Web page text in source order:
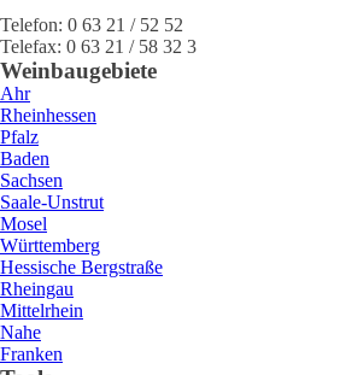
Telefon: 0 63 21 / 52 52
Telefax: 0 63 21 / 58 32 3
Weinbaugebiete
Ahr
Rheinhessen
Pfalz
Baden
Sachsen
Saale-Unstrut
Mosel
Württemberg
Hessische Bergstraße
Rheingau
Mittelrhein
Nahe
Franken